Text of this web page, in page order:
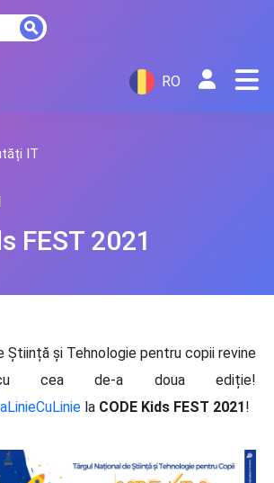
RO
IT
FEST 2021
Știință și Tehnologie pentru copii revine
cea de-a doua ediție!
la CODE Kids FEST 2021!